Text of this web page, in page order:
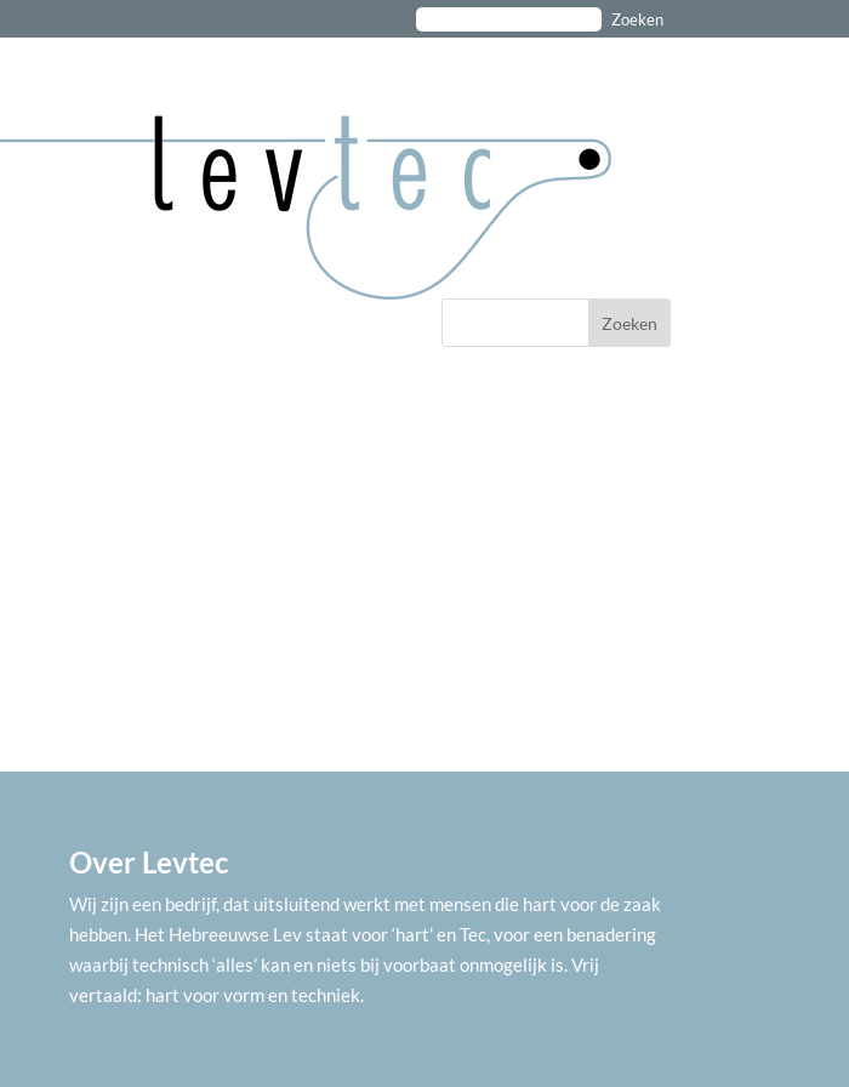
Over Levtec
Wij zijn een bedrijf, dat uitsluitend werkt met mensen die hart voor de zaak
hebben. Het Hebreeuwse Lev staat voor ‘hart’ en Tec, voor een benadering
waarbij technisch ‘alles’ kan en niets bij voorbaat onmogelijk is. Vrij
vertaald: hart voor vorm en techniek.